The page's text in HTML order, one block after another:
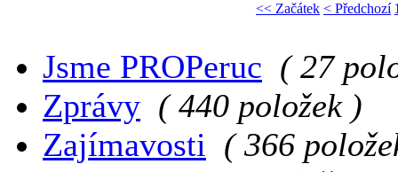
<< Začátek < Předchozí
Jsme PROPeruc ( 27
Zprávy ( 440 položek )
Zajímavosti ( 366